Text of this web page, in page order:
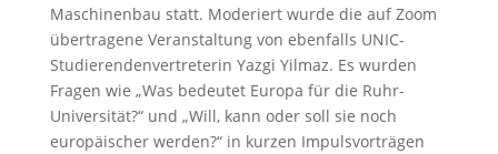
Maschinenbau statt. Moderiert wurde die auf Zoom
übertragene Veranstaltung von ebenfalls UNIC-
Studierendenvertreterin Yazgi Yilmaz. Es wurden
Fragen wie „Was bedeutet Europa für die Ruhr-
Universität?“ und „Will, kann oder soll sie noch
europäischer werden?“ in kurzen Impulsvorträgen